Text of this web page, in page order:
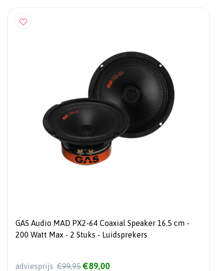
GAS Audio MAD PX2-64 Coaxial Speaker 16.5 cm -
200 Watt Max - 2 Stuks - Luidsprekers
adviesprijs €99,95 €89,00